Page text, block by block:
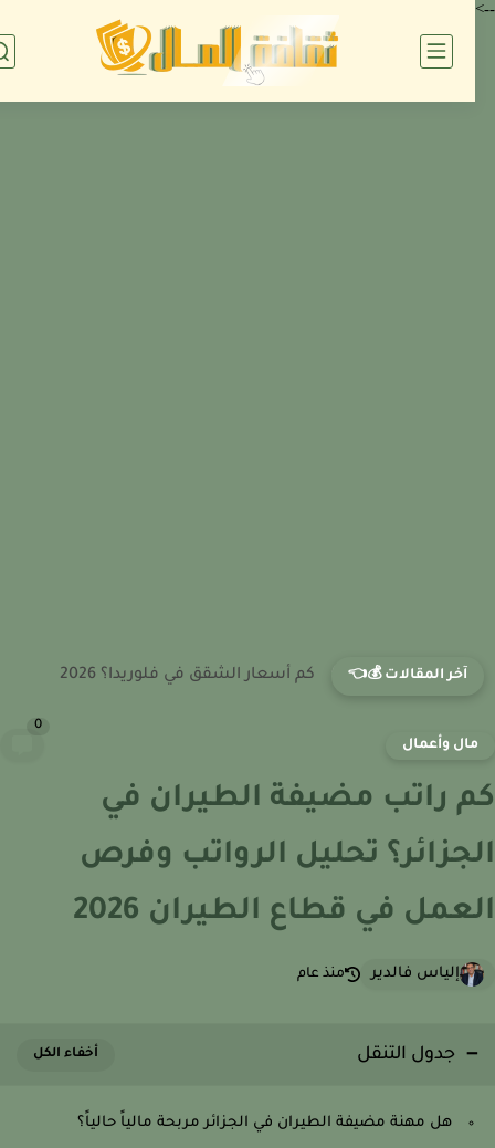
آخر المقالات 💰👈 كم أسعار الشقق في جورجيا؟ 2026
وأعمال
راتب مضيفة الطيران في
تحليل الرواتب وفرص
في قطاع الطيران 2026
إلياس فالدير منذ عام
جدول التنقل
هل مهنة مضيفة الطيران في الجزائر مربحة مالياً حالياً؟